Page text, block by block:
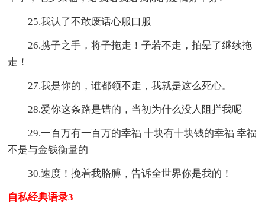
25.我认了不敢废话心服口服
26.携子之手，将子拖走！子若不走，拍晕了继续拖
走！
27.我是你的，谁都领不走，我就是这么死心。
28.爱你这条路是错的，当初为什么没人阻拦我呢
29.一百万有一百万的幸福 十块有十块钱的幸福 幸福
不是与金钱衡量的
30.速度！挽着我胳膊，告诉全世界你是我的！
自私经典语录3